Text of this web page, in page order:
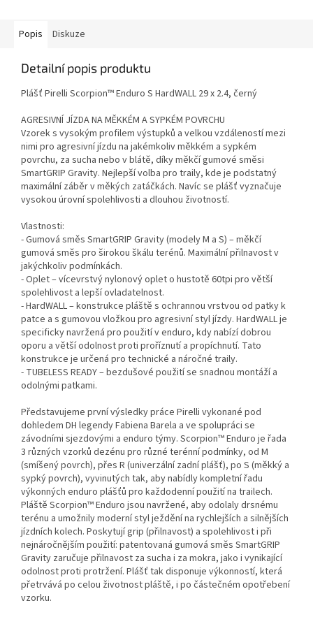
Popis Diskuze
Detailní popis produktu
Plášť Pirelli Scorpion™ Enduro S HardWALL 29 x 2.4, černý
AGRESIVNÍ JÍZDA NA MĚKKÉM A SYPKÉM POVRCHU
Vzorek s vysokým profilem výstupků a velkou vzdáleností mezi
nimi pro agresivní jízdu na jakémkoliv měkkém a sypkém
povrchu, za sucha nebo v blátě, díky měkčí gumové směsi
SmartGRIP Gravity. Nejlepší volba pro traily, kde je podstatný
maximální záběr v měkých zatáčkách. Navíc se plášť vyznačuje
vysokou úrovní spolehlivosti a dlouhou životností.
Vlastnosti:
- Gumová směs SmartGRIP Gravity (modely M a S) – měkčí
gumová směs pro širokou škálu terénů. Maximální přilnavost v
jakýchkoliv podmínkách.
- Oplet – vícevrstvý nylonový oplet o hustotě 60tpi pro větší
spolehlivost a lepší ovladatelnost.
- HardWALL – konstrukce pláště s ochrannou vrstvou od patky k
patce a s gumovou vložkou pro agresivní styl jízdy. HardWALL je
specificky navržená pro použití v enduro, kdy nabízí dobrou
oporu a větší odolnost proti proříznutí a propíchnutí. Tato
konstrukce je určená pro technické a náročné traily.
- TUBELESS READY – bezdušové použití se snadnou montáží a
odolnými patkami.
Představujeme první výsledky práce Pirelli vykonané pod
dohledem DH legendy Fabiena Barela a ve spolupráci se
závodními sjezdovými a enduro týmy. Scorpion™ Enduro je řada
3 různých vzorků dezénu pro různé terénní podmínky, od M
(smíšený povrch), přes R (univerzální zadní plášť), po S (měkký a
sypký povrch), vyvinutých tak, aby nabídly kompletní řadu
výkonných enduro plášťů pro každodenní použití na trailech.
Pláště Scorpion™ Enduro jsou navržené, aby odolaly drsnému
terénu a umožnily moderní styl ježdění na rychlejších a silnějších
jízdních kolech. Poskytují grip (přilnavost) a spolehlivost i při
nejnáročnějším použití: patentovaná gumová směs SmartGRIP
Gravity zaručuje přilnavost za sucha i za mokra, jako i vynikající
odolnost proti protržení. Plášť tak disponuje výkonností, která
přetrvává po celou životnost pláště, i po částečném opotřebení
vzorku.